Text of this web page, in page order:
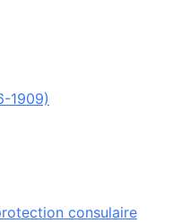
1909)
consulaire